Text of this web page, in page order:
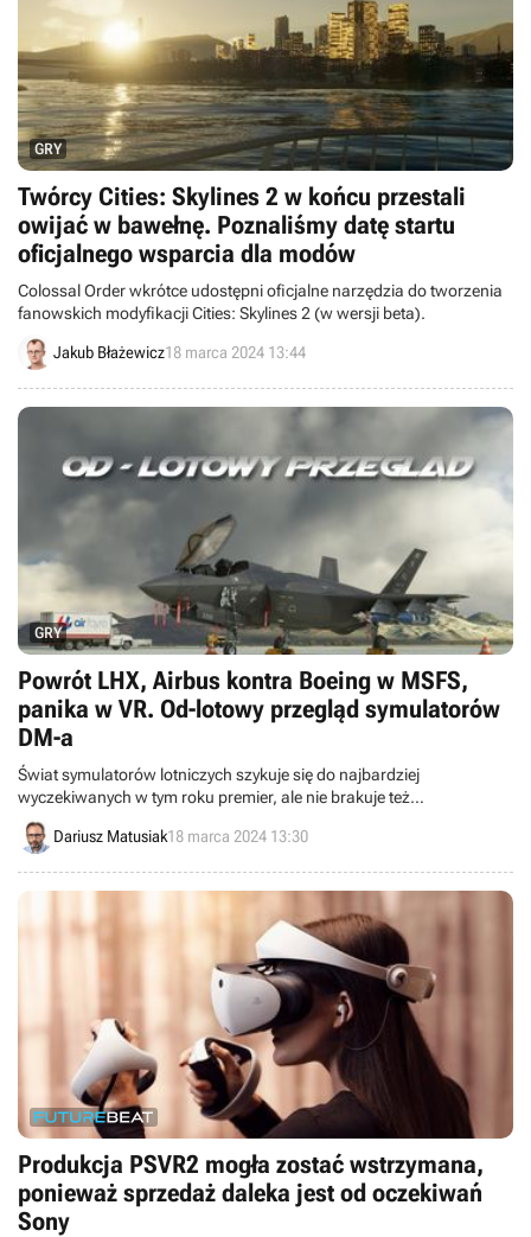
GRY
Twórcy Cities: Skylines 2 w końcu przestali
owijać w bawełnę. Poznaliśmy datę startu
oficjalnego wsparcia dla modów
Colossal Order wkrótce udostępni oficjalne narzędzia do tworzenia
fanowskich modyfikacji Cities: Skylines 2 (w wersji beta).
Jakub Błażewicz18 marca 2024 13:44
GRY
Powrót LHX, Airbus kontra Boeing w MSFS,
panika w VR. Od-lotowy przegląd symulatorów
DM-a
Świat symulatorów lotniczych szykuje się do najbardziej
wyczekiwanych w tym roku premier, ale nie brakuje też
niespodzianek. Jedną z nich jest wielki powiew nostalgii w
symulatorze wyjętym prosto z epoki MS-DOS.
Dariusz Matusiak18 marca 2024 13:30
Produkcja PSVR2 mogła zostać wstrzymana,
ponieważ sprzedaż daleka jest od oczekiwań
Sony